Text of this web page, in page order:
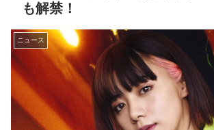
も解禁！
ニュース